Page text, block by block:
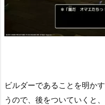
ビルダーであることを明か
うので、後をついていくと